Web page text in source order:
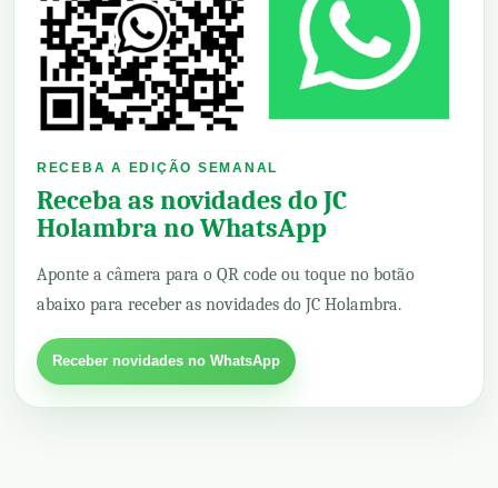
RECEBA A EDIÇÃO SEMANAL
Receba as novidades do JC
Holambra no WhatsApp
Aponte a câmera para o QR code ou toque no botão
abaixo para receber as novidades do JC Holambra.
Receber novidades no WhatsApp